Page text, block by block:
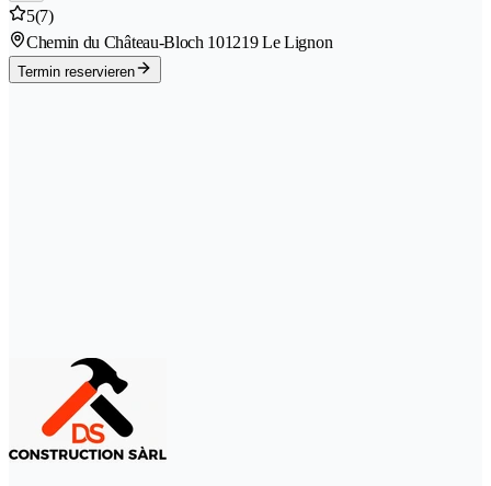
5(7)
Chemin du Château-Bloch 101219 Le Lignon
Termin reservieren